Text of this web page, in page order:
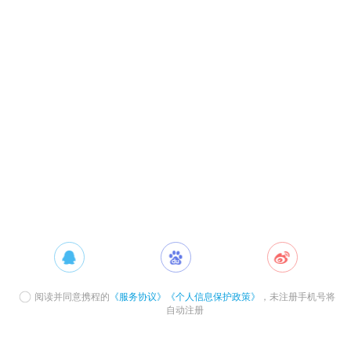
阅读并同意携程的 《服务协议》 《个人信息保护政策》
，未注册手机号将
自动注册